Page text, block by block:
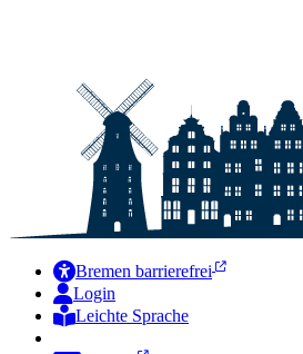
Bremen barrierefrei
Login
Leichte Sprache